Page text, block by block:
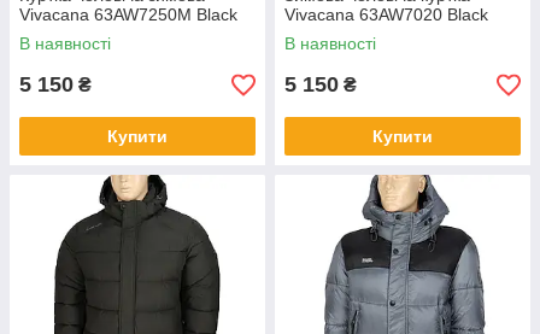
Vivacana 63AW7250M Black
В наявності
5 150 ₴
Купити
Vivacana 63AW7020 Black
В наявності
5 150 ₴
Купити